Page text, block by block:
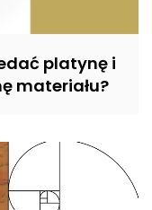
platynę i
materiału?